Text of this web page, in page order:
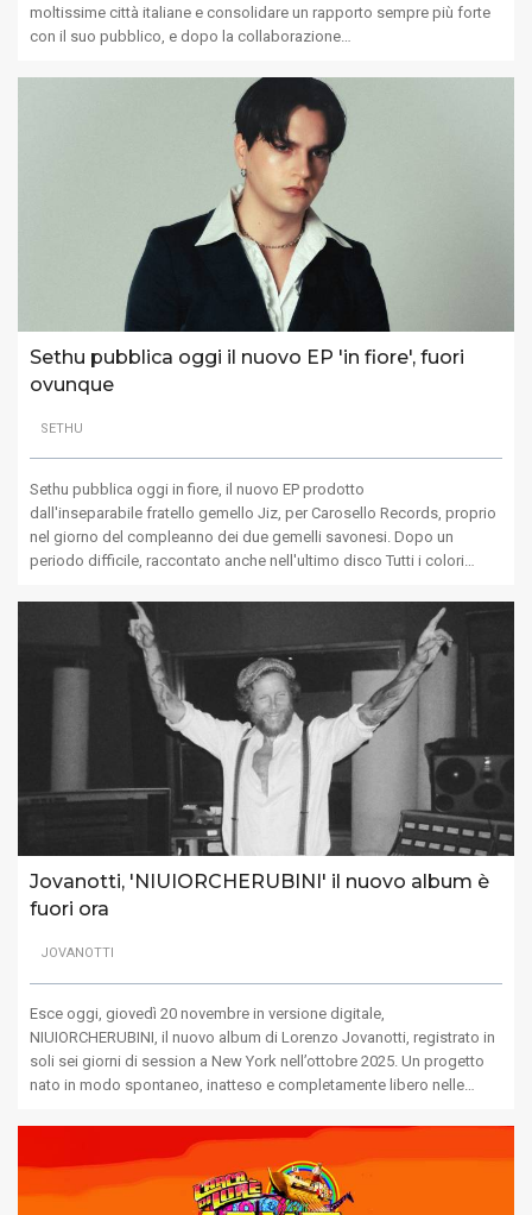
moltissime città italiane e consolidare un rapporto sempre più forte
con il suo pubblico, e dopo la collaborazione…
Sethu pubblica oggi il nuovo EP 'in fiore', fuori
ovunque
SETHU
Sethu pubblica oggi in fiore, il nuovo EP prodotto
dall'inseparabile fratello gemello Jiz, per Carosello Records, proprio
nel giorno del compleanno dei due gemelli savonesi. Dopo un
periodo difficile, raccontato anche nell'ultimo disco Tutti i colori…
Jovanotti, 'NIUIORCHERUBINI' il nuovo album è
fuori ora
JOVANOTTI
Esce oggi, giovedì 20 novembre in versione digitale,
NIUIORCHERUBINI, il nuovo album di Lorenzo Jovanotti, registrato in
soli sei giorni di session a New York nell’ottobre 2025. Un progetto
nato in modo spontaneo, inatteso e completamente libero nelle…